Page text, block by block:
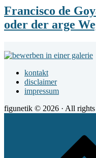
Goya
|
Selbstbildnis
–
oder
arge
Weg
Erkenntnis
Francisco de
oder der arge
Footer
Widget
Areakontakt
disclaimer
impressum
figunetik © 2026 · All rights